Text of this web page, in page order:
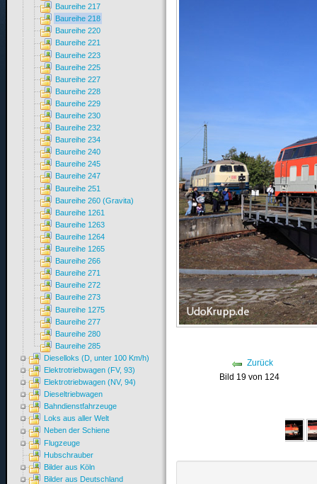
Zurück
Bild 19 von 124
Baureihe 217
Baureihe 218
Baureihe 220
Baureihe 221
Baureihe 223
Baureihe 225
Baureihe 227
Baureihe 228
Baureihe 229
Baureihe 230
Baureihe 232
Baureihe 234
Baureihe 240
Baureihe 245
Baureihe 247
Baureihe 251
Baureihe 260 (Gravita)
Baureihe 1261
Baureihe 1263
Baureihe 1264
Baureihe 1265
Baureihe 266
Baureihe 271
Baureihe 272
Baureihe 273
Baureihe 1275
Baureihe 277
Baureihe 280
Baureihe 285
Dieselloks (D, unter 100 Km/h)
Elektrotriebwagen (FV, 93)
Elektrotriebwagen (NV, 94)
Dieseltriebwagen
Bahndienstfahrzeuge
Loks aus aller Welt
Neben der Schiene
Flugzeuge
Hubschrauber
Bilder aus Köln
Bilder aus Deutschland